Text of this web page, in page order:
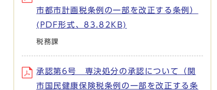
市都市計画税条例の一部を改正する条例）
(PDF形式、83.82KB)
税務課
承認第6号 専決処分の承認について（関
市国民健康保険税条例の一部を改正する条